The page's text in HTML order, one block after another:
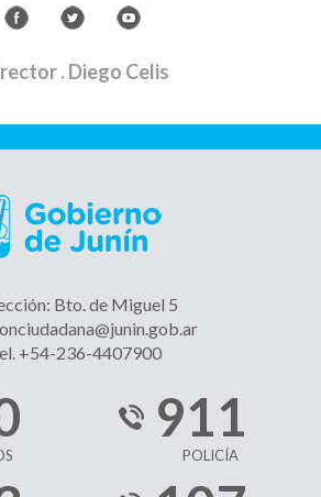
. Diego Celis
Bto. de Miguel 5
+54-236-4407900
911
POLICÍA